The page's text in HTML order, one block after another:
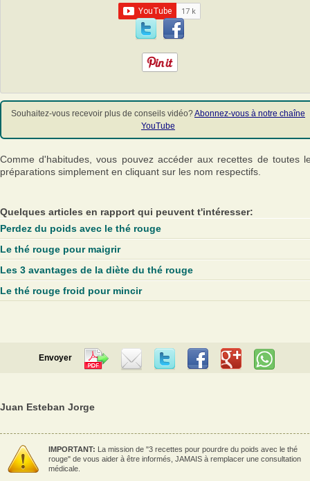
Souhaitez-vous recevoir plus de conseils vidéo?Abonnez-vous à notre chaîne
YouTube
Comme d'habitudes, vous pouvez accéder aux recettes de toutes
préparations simplement en cliquant sur les nom respectifs.
Quelques articles en rapport qui peuvent t'intéresser:
Perdez du poids avec le thé rouge
Le thé rouge pour maigrir
Les 3 avantages de la diète du thé rouge
Le thé rouge froid pour mincir
Envoyer
Juan Esteban Jorge
IMPORTANT: La mission de "3 recettes pour pourdre du poids avec le thé
rouge" de vous aider à être informés, JAMAIS à remplacer une consultation
médicale.